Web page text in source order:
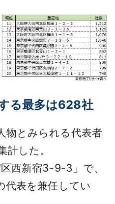
る最多は628社
物とみられる代表者
計した。
西新宿3-9-3」で、
代表を兼任してい